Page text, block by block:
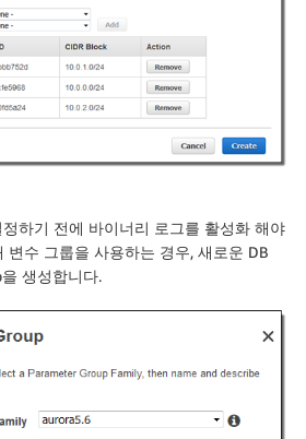
하기 전에 바이너리 로그를 활성화 해야
변수 그룹을 사용하는 경우, 새로운 DB
생성합니다.